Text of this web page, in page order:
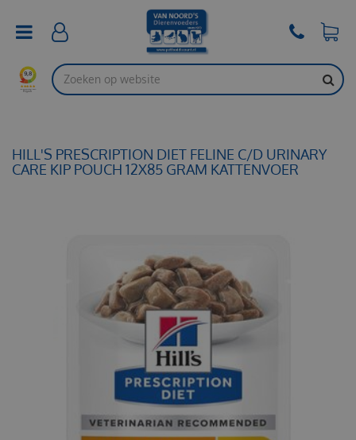
HILL'S PRESCRIPTION DIET FELINE C/D URINARY
CARE KIP POUCH 12X85 GRAM KATTENVOER